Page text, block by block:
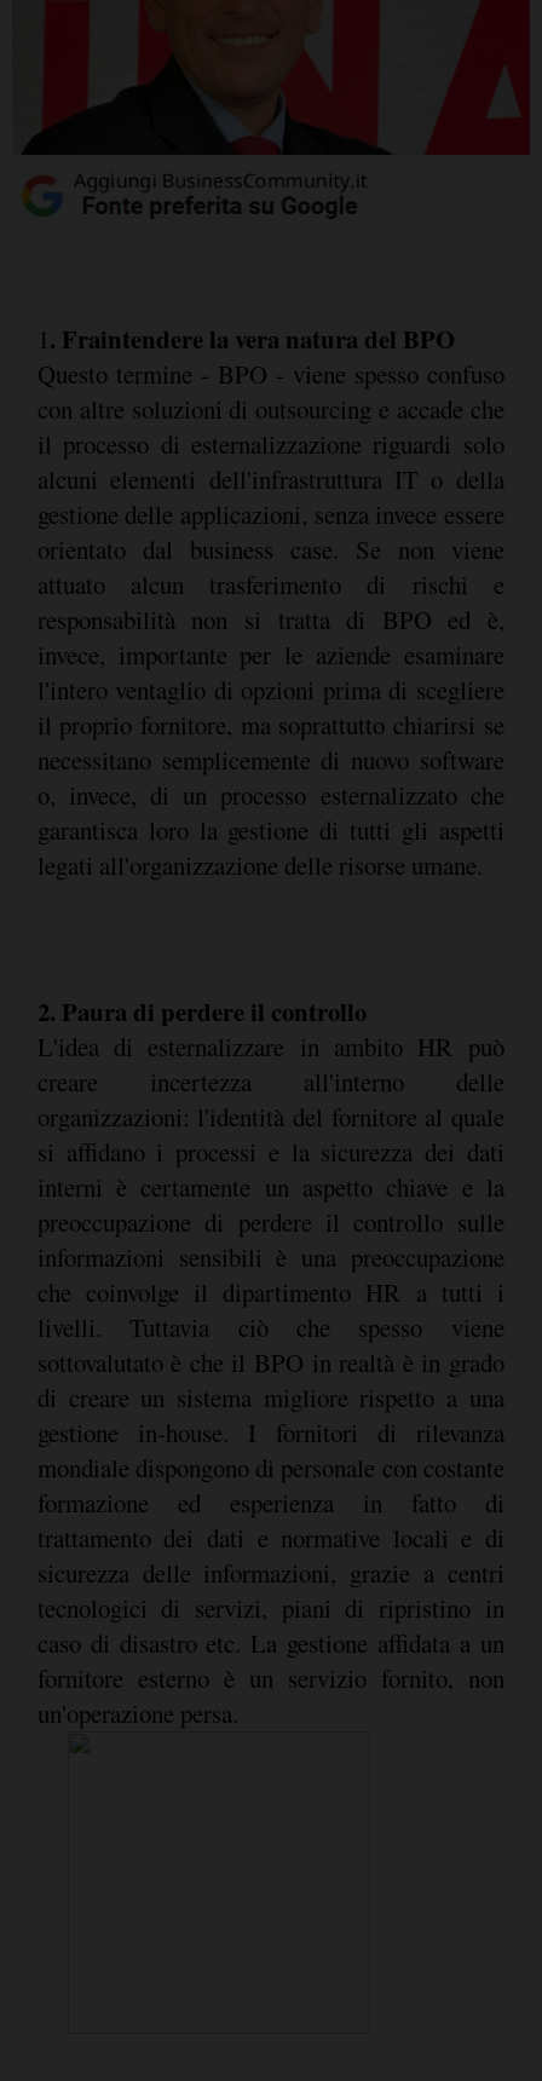
1. Fraintendere la vera natura del BPO
Questo termine - BPO - viene spesso confuso
con altre soluzioni di outsourcing e accade che
il processo di esternalizzazione riguardi solo
alcuni elementi dell'infrastruttura IT o della
gestione delle applicazioni, senza invece essere
orientato dal business case. Se non viene
attuato alcun trasferimento di rischi e
responsabilità non si tratta di BPO ed è,
invece, importante per le aziende esaminare
l'intero ventaglio di opzioni prima di scegliere
il proprio fornitore, ma soprattutto chiarirsi se
necessitano semplicemente di nuovo software
o, invece, di un processo esternalizzato che
garantisca loro la gestione di tutti gli aspetti
legati all'organizzazione delle risorse umane.
2. Paura di perdere il controllo
L'idea di esternalizzare in ambito HR può
creare incertezza all'interno delle
organizzazioni: l'identità del fornitore al quale
si affidano i processi e la sicurezza dei dati
interni è certamente un aspetto chiave e la
preoccupazione di perdere il controllo sulle
informazioni sensibili è una preoccupazione
che coinvolge il dipartimento HR a tutti i
livelli. Tuttavia ciò che spesso viene
sottovalutato è che il BPO in realtà è in grado
di creare un sistema migliore rispetto a una
gestione in-house. I fornitori di rilevanza
mondiale dispongono di personale con costante
formazione ed esperienza in fatto di
trattamento dei dati e normative locali e di
sicurezza delle informazioni, grazie a centri
tecnologici di servizi, piani di ripristino in
caso di disastro etc. La gestione affidata a un
fornitore esterno è un servizio fornito, non
un'operazione persa.